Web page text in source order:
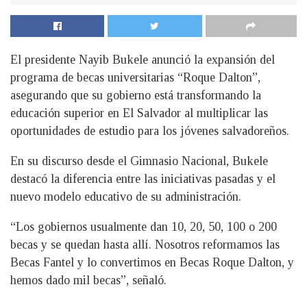
El presidente Nayib Bukele anunció la expansión del
programa de becas universitarias “Roque Dalton”,
asegurando que su gobierno está transformando la
educación superior en El Salvador al multiplicar las
oportunidades de estudio para los jóvenes salvadoreños.
En su discurso desde el Gimnasio Nacional, Bukele
destacó la diferencia entre las iniciativas pasadas y el
nuevo modelo educativo de su administración.
“Los gobiernos usualmente dan 10, 20, 50, 100 o 200
becas y se quedan hasta allí. Nosotros reformamos las
Becas Fantel y lo convertimos en Becas Roque Dalton, y
hemos dado mil becas”, señaló.